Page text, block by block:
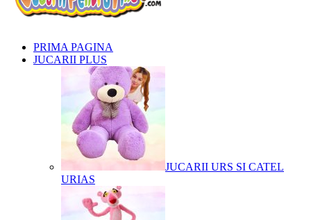
PRIMA PAGINA
JUCARII PLUS
JUCARII URS SI CATEL
URIAS